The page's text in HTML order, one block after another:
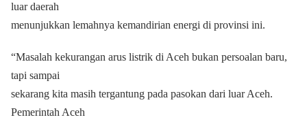
luar daerah
menunjukkan lemahnya kemandirian energi di provinsi ini.
“Masalah kekurangan arus listrik di Aceh bukan persoalan baru,
tapi sampai
sekarang kita masih tergantung pada pasokan dari luar Aceh.
Pemerintah Aceh